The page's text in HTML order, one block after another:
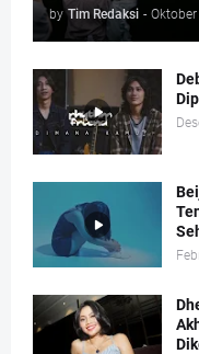
by Tim Redaksi -